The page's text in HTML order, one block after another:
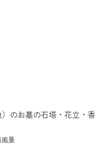
のお墓の石塔・花立・香